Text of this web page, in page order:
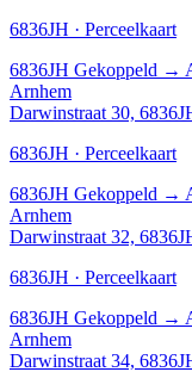
6836JH · Perceelkaart
6836JH Gekoppeld →
Arnhem
Darwinstraat 30,
6836JH · Perceelkaart
6836JH Gekoppeld →
Arnhem
Darwinstraat 32,
6836JH · Perceelkaart
6836JH Gekoppeld →
Arnhem
Darwinstraat 34,